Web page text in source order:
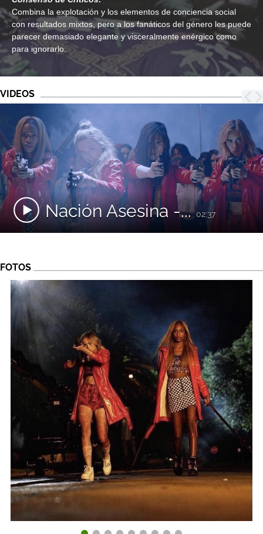
Combina la explotación y los elementos de conciencia social
con resultados mixtos, pero a los fanáticos del género les puede
parecer demasiado elegante y visceralmente enérgico como
para ignorarlo.
VIDEOS
Nación Asesina -...02:37
FOTOS